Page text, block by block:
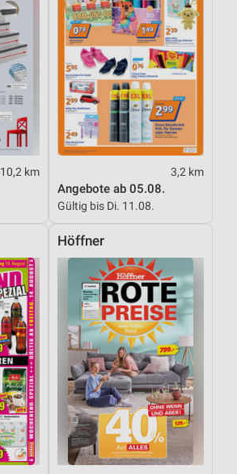
10,2 km 3,2 km
Angebote ab 05.08.
Gültig bis Di. 11.08.
Höffner